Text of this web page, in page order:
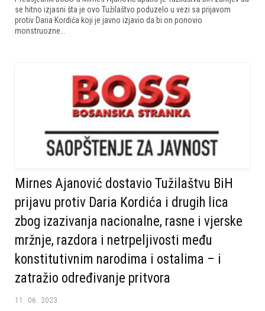
se hitno izjasni šta je ovo Tužilaštvo poduzelo u vezi sa prijavom
protiv Daria Kordića koji je javno izjavio da bi on ponovio
monstruozne...
Mirnes Ajanović dostavio Tužilaštvu BiH
prijavu protiv Daria Kordića i drugih lica
zbog izazivanja nacionalne, rasne i vjerske
mržnje, razdora i netrpeljivosti među
konstitutivnim narodima i ostalima – i
zatražio određivanje pritvora
11. 06. 2023.